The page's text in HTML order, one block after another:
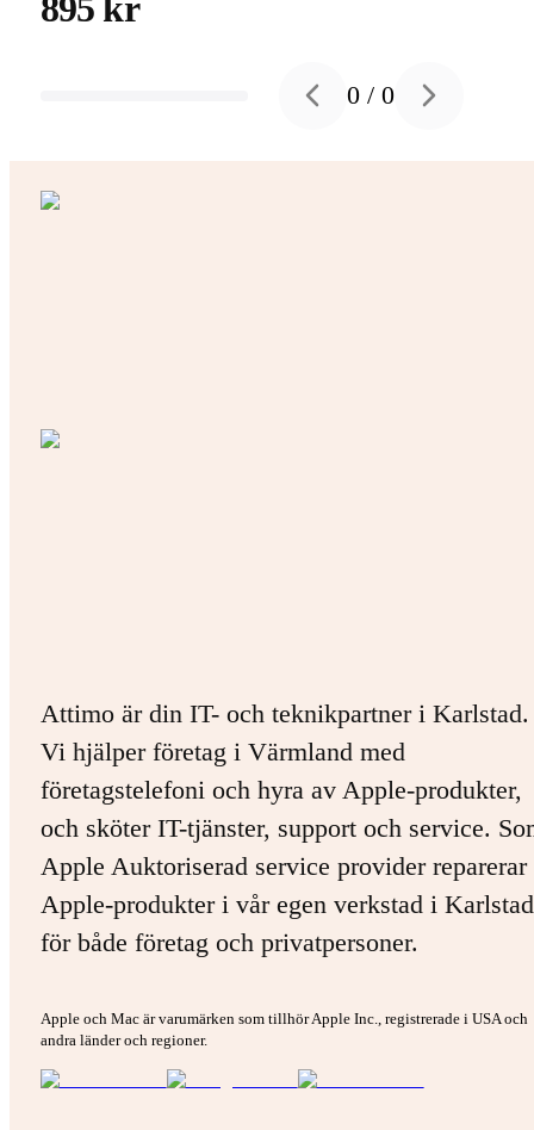
Previous slide
0 /0 Next slide
Attimo är din IT- och teknikpartner i Karlstad.
Vi hjälper företag i Värmland med
företagstelefoni och hyra av Apple-produkter,
och sköter IT-tjänster, support och service.
Apple Auktoriserad service provider
Apple-produkter i vår egen verkstad i
för både företag och privatpersoner.
Apple och Mac är varumärken som tillhör Apple Inc., registrerade i USA och
andra länder och regioner.